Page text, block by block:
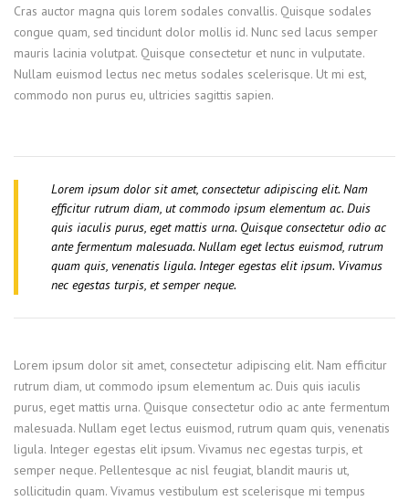
Cras auctor magna quis lorem sodales convallis. Quisque sodales
congue quam, sed tincidunt dolor mollis id. Nunc sed lacus semper
mauris lacinia volutpat. Quisque consectetur et nunc in vulputate.
Nullam euismod lectus nec metus sodales scelerisque. Ut mi est,
commodo non purus eu, ultricies sagittis sapien.
Lorem ipsum dolor sit amet, consectetur adipiscing elit. Nam
efficitur rutrum diam, ut commodo ipsum elementum ac. Duis
quis iaculis purus, eget mattis urna. Quisque consectetur odio ac
ante fermentum malesuada. Nullam eget lectus euismod, rutrum
quam quis, venenatis ligula. Integer egestas elit ipsum. Vivamus
nec egestas turpis, et semper neque.
Lorem ipsum dolor sit amet, consectetur adipiscing elit. Nam efficitur
rutrum diam, ut commodo ipsum elementum ac. Duis quis iaculis
purus, eget mattis urna. Quisque consectetur odio ac ante fermentum
malesuada. Nullam eget lectus euismod, rutrum quam quis, venenatis
ligula. Integer egestas elit ipsum. Vivamus nec egestas turpis, et
semper neque. Pellentesque ac nisl feugiat, blandit mauris ut,
sollicitudin quam. Vivamus vestibulum est scelerisque mi tempus